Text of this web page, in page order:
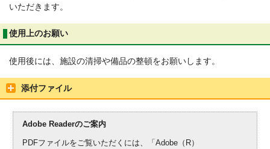
いただきます。
使用上のお願い
使用後には、施設の清掃や備品の整頓をお願いします。
添付ファイル
Adobe Readerのご案内
PDFファイルをご覧いただくには、「Adobe（R）